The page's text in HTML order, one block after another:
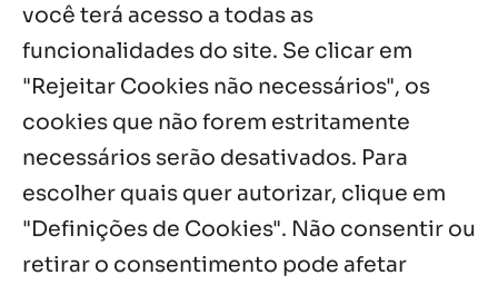
você terá acesso a todas as
funcionalidades do site. Se clicar em
"Rejeitar Cookies não necessários", os
cookies que não forem estritamente
necessários serão desativados. Para
escolher quais quer autorizar, clique em
"Definições de Cookies". Não consentir ou
retirar o consentimento pode afetar
Fazenda Dom Mário comemora 5 anos
com testemunhos e missa em São
Cristóvão
5 ago, 2026
Notícias por Categoria